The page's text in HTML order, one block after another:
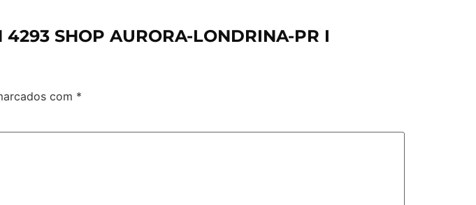
SHOP AURORA-LONDRINA-PR I
com *